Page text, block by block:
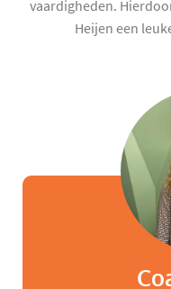
vaardigheden.
Heijen een